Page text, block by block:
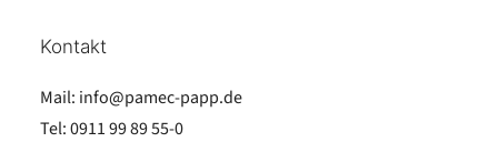
Kontakt
Mail: info@pamec-papp.de
Tel:0911 99 89 55-0